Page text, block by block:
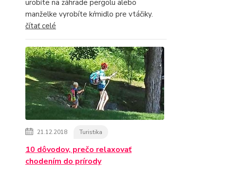
urobíte na záhrade pergolu alebo
manželke vyrobíte kŕmidlo pre vtáčiky.
čítať celé
21.12.2018 Turistika
10 dôvodov, prečo relaxovať
chodením do prírody